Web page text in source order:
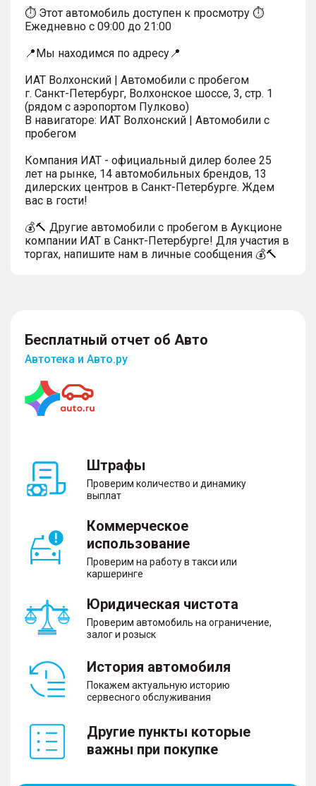
⏱ Этот автомобиль доступен к просмотру ⏱
Ежедневно с 09:00 до 21:00
📍Мы находимся по адресу📍
ИАТ Волхонский | Автомобили с пробегом
г. Санкт-Петербург, Волхонское шоссе, 3, стр. 1
(рядом с аэропортом Пулково)
В навигаторе: ИАТ Волхонский | Автомобили с
пробегом
Компания ИАТ - официальный дилер более 25
лет на рынке, 14 автомобильных брендов, 13
дилерских центров в Санкт-Петербурге. Ждем
вас в гости!
💰🔨 Другие автомобили с пробегом в Аукционе
компании ИАТ в Санкт-Петербурге! Для участия в
торгах, напишите нам в личные сообщения 💰🔨
Бесплатный отчет об Авто
Автотека и Авто.ру
Штрафы
Проверим количество и динамику
выплат
Коммерческое
использование
Проверим на работу в такси или
каршеринге
Юридическая чистота
Проверим автомобиль на ограничение,
залог и розыск
История автомобиля
Покажем актуальную историю
сервесного обслуживания
Другие пункты которые
важны при покупке